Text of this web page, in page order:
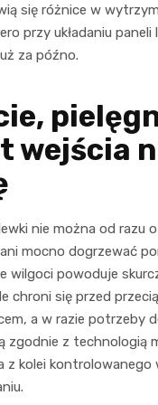
się różnice w
przy układaniu paneli
za późno.
wejścia
nie można od razu
mocno dogrzewać
wilgoci powoduje
chroni się przed
a w razie potrzeby
zgodnie z technologią
z kolei kontrolowanego